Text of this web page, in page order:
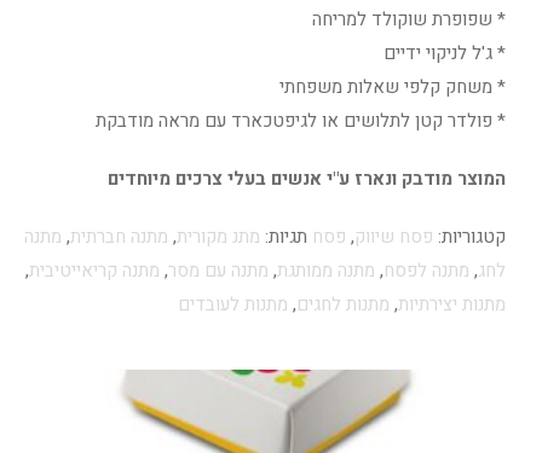
* שפופרת שוקולד למריחה
* ג'ל לניקוי ידיים
* משחק קלפי שאלות משפחתי
* פולדר קטן לתלושים או לגיפטכארד עם מראה מודבקת
המוצר מודבק ונארז ע"י אנשים בעלי צרכים מיוחדים
קטגוריות: פסח שיווק, פסח תגיות: מתנ מקורית, מתנה חברתית, מתנה
לחג, מתנה לפסח, מתנה ממותגת, מתנה עם מסר, מתנה קריאייטיבית,
מתנות יצירתיות, מתנות לחגים, מתנות לעובדים